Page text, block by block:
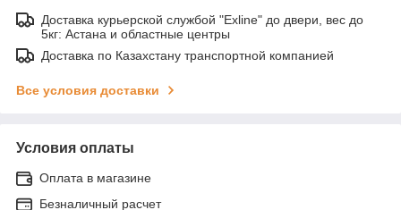
Доставка курьерской службой "Exline" до двери, вес до
5кг: Астана и областные центры
Доставка по Казахстану транспортной компанией
Все условия доставки
Условия оплаты
Оплата в магазине
Безналичный расчет